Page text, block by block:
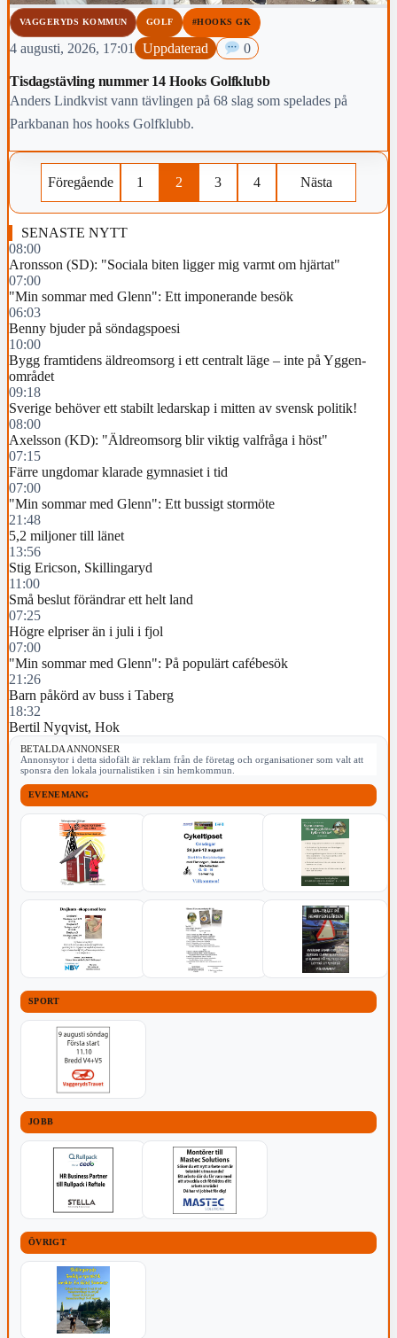
VAGGERYDS KOMMUN GOLF #HOOKS GK
4 augusti, 2026, 17:01 Uppdaterad 0
Tisdagstävling nummer 14 Hooks Golfklubb
Anders Lindkvist vann tävlingen på 68 slag som spelades på
Parkbanan hos hooks Golfklubb.
Föregående 1 2 3 4 Nästa
SENASTE NYTT
08:00
Aronsson (SD): "Sociala biten ligger mig varmt om hjärtat"
07:00
"Min sommar med Glenn": Ett imponerande besök
06:03
Benny bjuder på söndagspoesi
10:00
Bygg framtidens äldreomsorg i ett centralt läge – inte på Yggen-
området
09:18
Sverige behöver ett stabilt ledarskap i mitten av svensk politik!
08:00
Axelsson (KD): "Äldreomsorg blir viktig valfråga i höst"
07:15
Färre ungdomar klarade gymnasiet i tid
07:00
"Min sommar med Glenn": Ett bussigt stormöte
21:48
5,2 miljoner till länet
13:56
Stig Ericson, Skillingaryd
11:00
Små beslut förändrar ett helt land
07:25
Högre elpriser än i juli i fjol
07:00
"Min sommar med Glenn": På populärt cafébesök
21:26
Barn påkörd av buss i Taberg
18:32
Bertil Nyqvist, Hok
BETALDA ANNONSER
Annonsytor i detta sidofält är reklam från de företag och organisationer som valt att
sponsra den lokala journalistiken i sin hemkommun.
EVENEMANG
SPORT
JOBB
ÖVRIGT